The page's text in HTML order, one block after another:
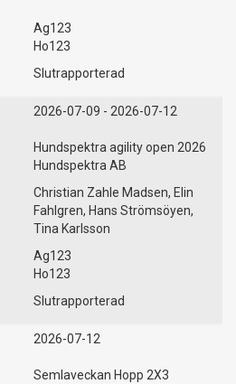
Ag123
Ho123
Slutrapporterad
2026-07-09 - 2026-07-12
Hundspektra agility open 2026
Hundspektra AB
Christian Zahle Madsen, Elin
Fahlgren, Hans Strömsöyen,
Tina Karlsson
Ag123
Ho123
Slutrapporterad
2026-07-12
Semlaveckan Hopp 2X3